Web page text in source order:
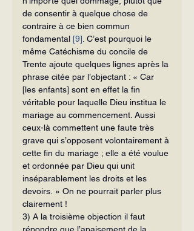
de consentir à quelque chose de
contraire à ce bien commun
fondamental [9] . C’est pourquoi le
même Catéchisme du concile de
Trente ajoute quelques lignes après la
phrase citée par l’objectant : « Car
[les en­fants] sont en effet la fin
véritable pour laquelle Dieu institua le
mariage au com­mencement. Aussi
ceux-là commettent une faute très
grave qui s’opposent volon­tairement à
cette fin du mariage ; elle a été voulue
et ordonnée par Dieu qui unit
inséparablement les droits et les
devoirs. » On ne pourrait parler plus
clairement !
3) A la troisième objection il faut
répondre que l’apaisement de la